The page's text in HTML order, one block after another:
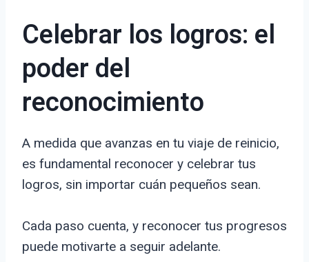
Celebrar los logros: el
poder del
reconocimiento
A medida que avanzas en tu viaje de reinicio,
es fundamental reconocer y celebrar tus
logros, sin importar cuán pequeños sean.
Cada paso cuenta, y reconocer tus progresos
puede motivarte a seguir adelante.